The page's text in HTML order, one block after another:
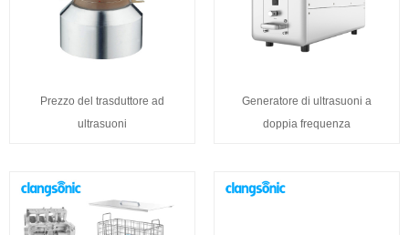
Prezzo del trasduttore ad
ultrasuoni
Generatore di ultrasuoni a
doppia frequenza